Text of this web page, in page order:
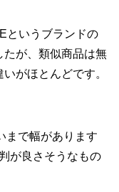
というブランドの
たが、類似商品は無
がほとんどです。
まで幅があります
が良さそうなもの